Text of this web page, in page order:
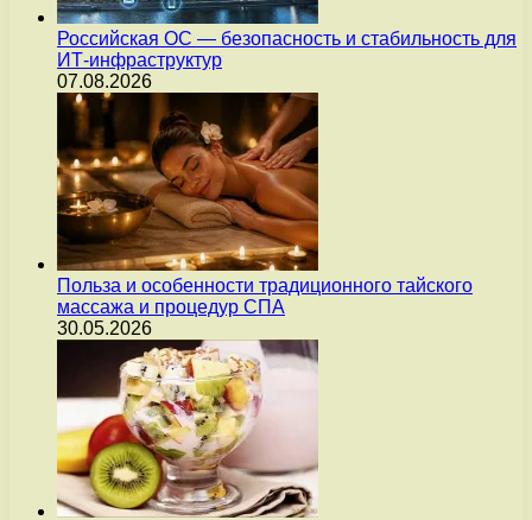
Российская ОС — безопасность и стабильность для
ИТ-инфраструктур
07.08.2026
Польза и особенности традиционного тайского
массажа и процедур СПА
30.05.2026